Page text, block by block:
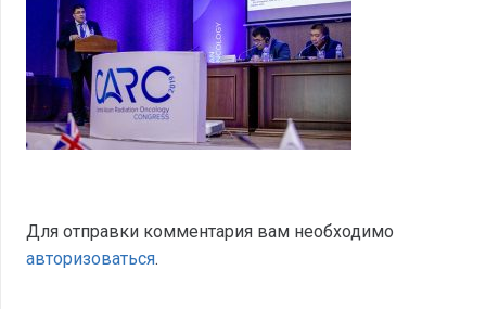
Для отправки комментария вам необходимо
авторизоваться.